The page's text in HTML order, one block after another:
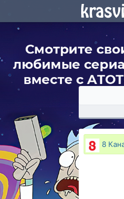
8